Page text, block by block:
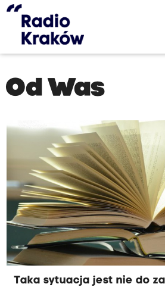
Od Was
Taka sytuacja jest nie do